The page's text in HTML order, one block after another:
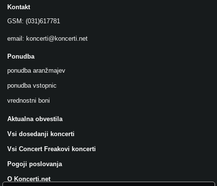
Kontakt
GSM: (031)617781
email: koncerti@koncerti.net
Ponudba
ponudba aranžmajev
ponudba vstopnic
vrednostni boni
Aktualna obvestila
Vsi dosedanji koncerti
Vsi Concert Freakovi koncerti
Pogoji poslovanja
O Koncerti.net